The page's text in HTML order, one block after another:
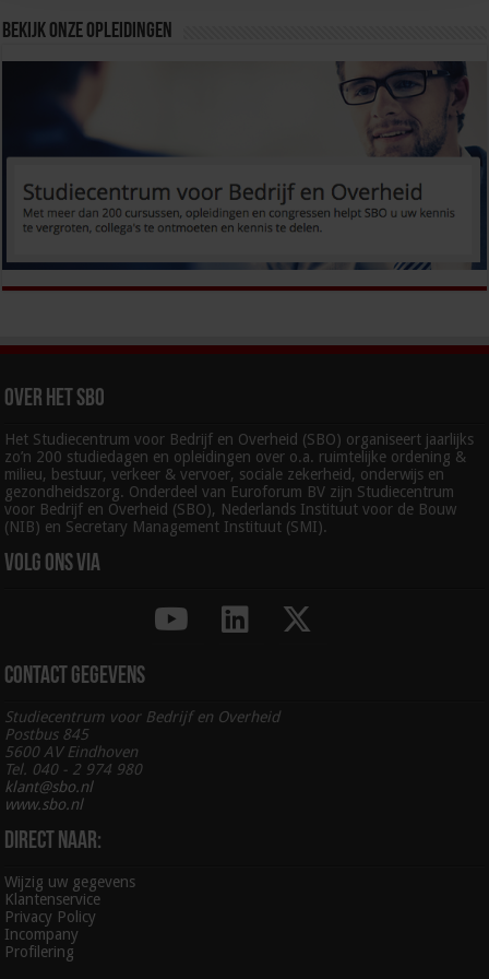
Bekijk onze opleidingen
Over het SBO
Het Studiecentrum voor Bedrijf en Overheid (SBO) organiseert jaarlijks
zo’n 200 studiedagen en opleidingen over o.a. ruimtelijke ordening &
milieu, bestuur, verkeer & vervoer, sociale zekerheid, onderwijs en
gezondheidszorg. Onderdeel van Euroforum BV zijn Studiecentrum
voor Bedrijf en Overheid (SBO), Nederlands Instituut voor de Bouw
(NIB) en Secretary Management Instituut (SMI).
Volg ons via
Contact gegevens
Studiecentrum voor Bedrijf en Overheid
Postbus 845
5600 AV Eindhoven
Tel. 040 - 2 974 980
klant@sbo.nl
www.sbo.nl
Direct naar:
Wijzig uw gegevens
Klantenservice
Privacy Policy
Incompany
Profilering